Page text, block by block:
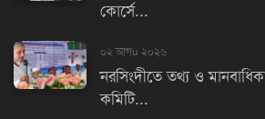
কোর্সে...
০২ আগu ২০২৬
নরসিংদীতে তথ্য ও
কমিটি...